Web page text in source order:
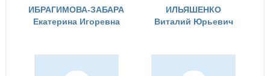
ИБРАГИМОВА-ЗАБАРА
Екатерина Игоревна
ИЛЬЯШЕНКО
Виталий Юрьевич